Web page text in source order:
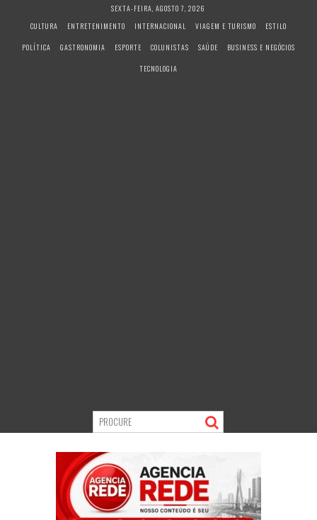
SEXTA-FEIRA, AGOSTO 7, 2026
CULTURA
ENTRETENIMENTO INTERNACIONAL VIAGEM E TURISMO
ESTILO
POLÍTICA
GASTRONOMIA ESPORTE COLUNISTAS SAÚDE
BUSINESS E NEGÓCIOS
TECNOLOGIA